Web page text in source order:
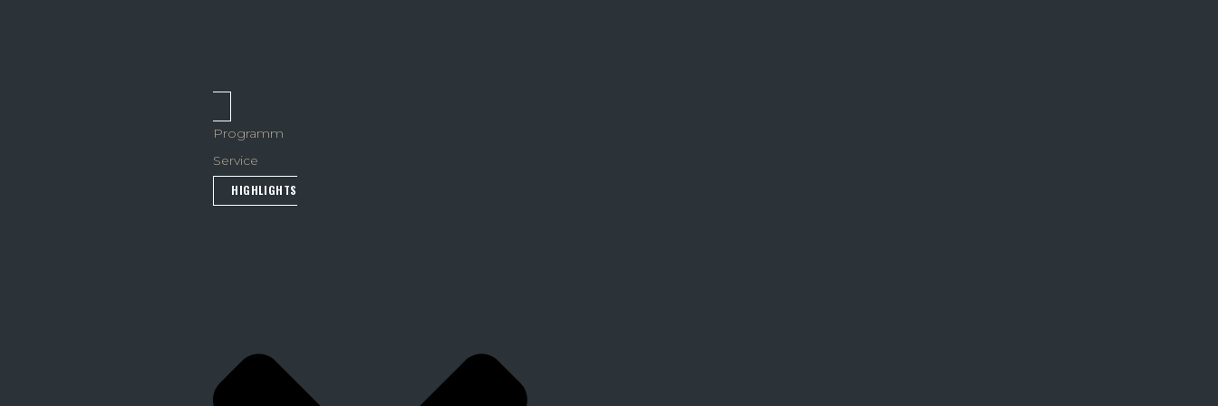
Programm
Service
HIGHLIGHTS